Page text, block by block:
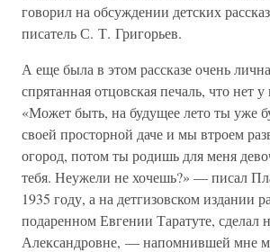
говорил на обсуждении детских
писатель С. Т. Григорьев.
А еще была в этом рассказе очень
спрятанная отцовская печаль, что нет
«Может быть, на будущее лето ты уже
своей просторной даче и мы втроем
огород, потом ты родишь для меня
тебя. Неужели не хочешь?» — писал
1935 году, а на детгизовском издании
подаренном Евгении Таратуте, сделал
Александровне, — напомнившей мне